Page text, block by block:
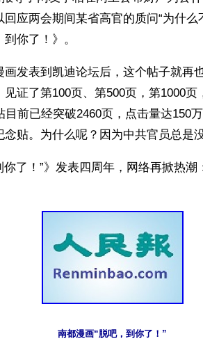
应两会期间某省高官的质问“为什
你了！》。
画发表到凯迪论坛后，这个帖子就再
证了第100页、第500页，第1000页
前已经突破2460页，点击量达150
贴。为什么呢？因为中共官员总是没
了！”》发表四周年，网络再掀热潮
南都漫画“脱吧，到你了！”